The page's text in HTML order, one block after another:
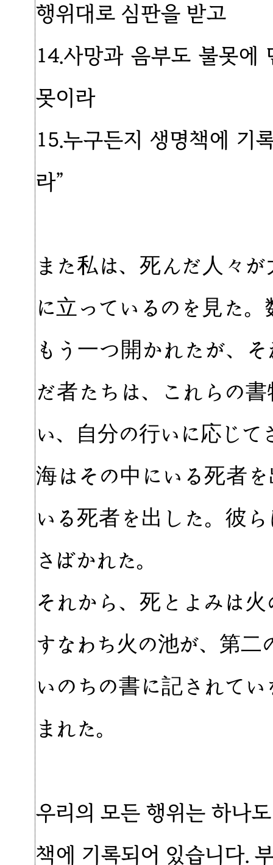
행위대로 심판을 받고
14.사망과 음부도 불못에
못이라
15.누구든지 생명책에 기
라”
また私は、死んだ人々
に立っているのを見た
もう一つ開かれたが、
だ者たちは、これらの
い、自分の行いに応じて
海はその中にいる死者
いる死者を出した。彼
さばかれた。
それから、死とよみは
すなわち火の池が、第二
いのちの書に記されて
まれた。
우리의 모든 행위는 하나
책에 기록되어 있습니다.